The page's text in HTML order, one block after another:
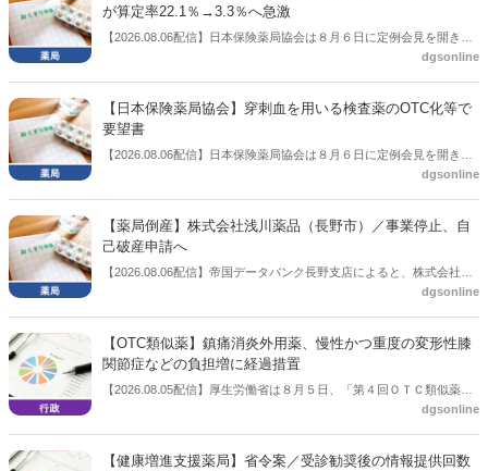
が算定率22.1％→3.3％へ急激
【2026.08.06配信】日本保険薬局協会は８月６日に定例会見を開き、
「令和８年度調剤報酬改定に係る保険薬局への影響」の調査結果を公
3.3％へ大きく低下した。
dgsonline
【日本保険薬局協会】穿刺血を用いる検査薬のOTC化等で
要望書
【2026.08.06配信】日本保険薬局協会は８月６日に定例会見を開き、
「穿刺血を用いる検査薬のOTC化等に関する要望書」を厚生労働省 医
dgsonline
【薬局倒産】株式会社浅川薬品（長野市）／事業停止、自
己破産申請へ
【2026.08.06配信】帝国データバンク長野支店によると、株式会社浅
川薬品（長野市）は7月31日に事業を停止し、自己破産申請の準備に
dgsonline
【OTC類似薬】鎮痛消炎外用薬、慢性かつ重度の変形性膝
関節症などの負担増に経過措置
【2026.08.05配信】厚生労働省は８月５日、「第４回ＯＴＣ類似薬の
保険給付の見直しの実施に向けた技術的検討会」を開催。「中間とり
会等に報告し、令和８年秋頃を目途に結論を得る予定。
dgsonline
【健康増進支援薬局】省令案／受診勧奨後の情報提供回数